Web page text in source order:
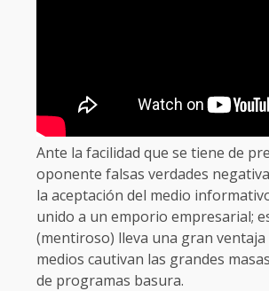
Ante la facilidad que se tiene de
oponente falsas verdades
la aceptación del medio
unido a un emporio empresarial;
(mentiroso) lleva una gran
medios cautivan las grandes
de programas basura.